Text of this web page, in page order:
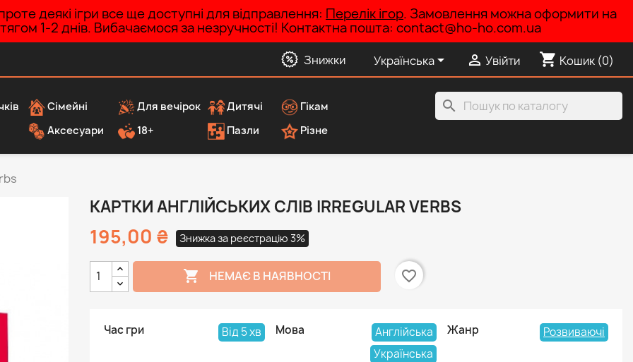
деякі ігри все ще доступні для відправлення: Перелік ігор. Замовлення можна оформити на
1-2 днів. Вибачаємося за незручності! Контактна пошта: contact@ho-ho.com.ua
Знижки Українська  Увійти shopping_cart Кошик (0)
Сімейні Для вечірок Дитячі
Гікам
Аксесуари
18+ Пазли Різне
search
КАРТКИ АНГЛІЙСЬКИХ СЛІВ IRREGULAR VERBS
195,00 ₴ Знижка за реєстрацію 3%
 НЕМАЄ В НАЯВНОСТІ favorite_border
Час гри Від 5 хв Мова
Англійська
Українська
Жанр Розвиваючі